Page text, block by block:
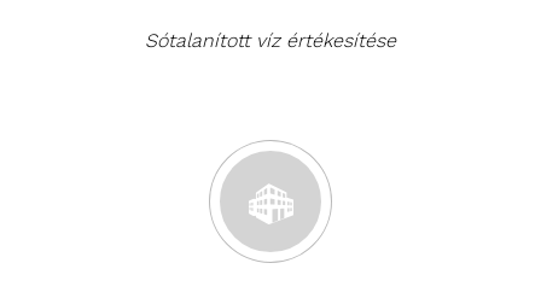
Sótalanított víz értékesítése